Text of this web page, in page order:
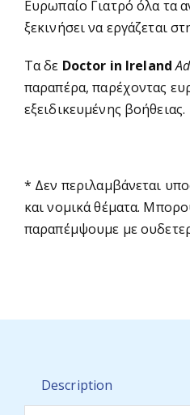
Allied Health
Ευρωπαίο Γιατρό όλα τα
ξεκινήσει να εργάζεται
Τα δε Doctor in Ireland
παραπέρα, παρέχοντας
εξειδικευμένης βοήθειας.
* Δεν περιλαμβάνεται
και νομικά θέματα.
παραπέμψουμε με
Description